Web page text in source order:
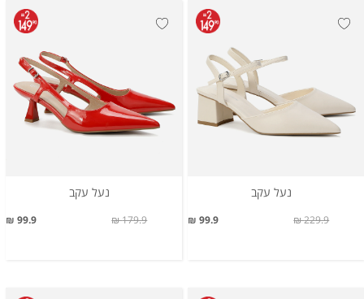
נעל עקב
99.9 ₪ 229.9 ₪
נעל עקב
99.9 ₪ 179.9 ₪